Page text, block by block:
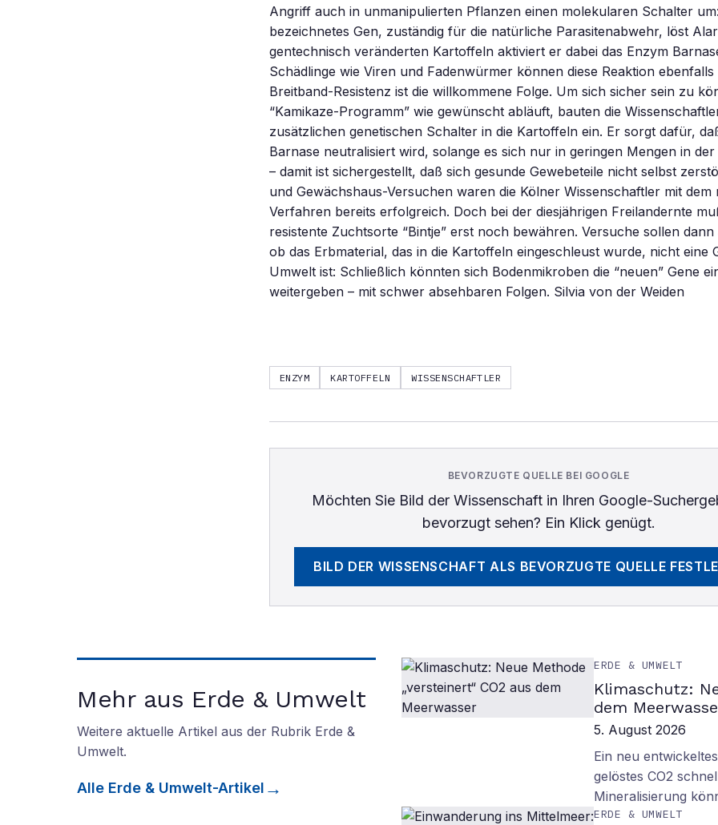
Angriff auch in unmanipulierten Pflanzen einen molekularen Schalter um:
bezeichnetes Gen, zuständig für die natürliche Parasitenabwehr, löst
gentechnisch veränderten Kartoffeln aktiviert er dabei das Enzym
Schädlinge wie Viren und Fadenwürmer können diese Reaktion
Breitband-Resistenz ist die willkommene Folge. Um sich sicher sein zu
“Kamikaze-Programm” wie gewünscht abläuft, bauten die
zusätzlichen genetischen Schalter in die Kartoffeln ein. Er sorgt dafür,
Barnase neutralisiert wird, solange es sich nur in geringen Mengen in
– damit ist sichergestellt, daß sich gesunde Gewebeteile nicht selbst
und Gewächshaus-Versuchen waren die Kölner Wissenschaftler mit dem
Verfahren bereits erfolgreich. Doch bei der diesjährigen Freilandernte
resistente Zuchtsorte “Bintje” erst noch bewähren. Versuche sollen
ob das Erbmaterial, das in die Kartoffeln eingeschleust wurde, nicht eine
Umwelt ist: Schließlich könnten sich Bodenmikroben die “neuen” Gene
weitergeben – mit schwer absehbaren Folgen. Silvia von der Weiden
ENZYM KARTOFFELN WISSENSCHAFTLER
BEVORZUGTE QUELLE BEI GOOGLE
Möchten Sie Bild der Wissenschaftin Ihren Google-
bevorzugt sehen? Ein Klick genügt.
BILD DER WISSENSCHAFT ALS BEVORZUGTE QUELLE
Mehr aus Erde & Umwelt
Weitere aktuelle Artikel aus der Rubrik Erde &
Umwelt.
Alle Erde & Umwelt-Artikel
ERDE & UMWELT
Klimaschutz:
dem
5. August 2026
Ein neu
gelöstes CO2
Mineralisierung
ERDE & UMWELT